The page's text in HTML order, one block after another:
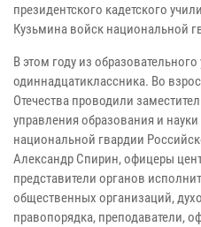
президентского кадетского
Кузьмина войск национальной
В этом году из
одиннадцатиклассника. Во
Отечества проводили
управления образования и
национальной гвардии
Александр Спирин, офицеры
представители органов
общественных организаций,
правопорядка, преподаватели,